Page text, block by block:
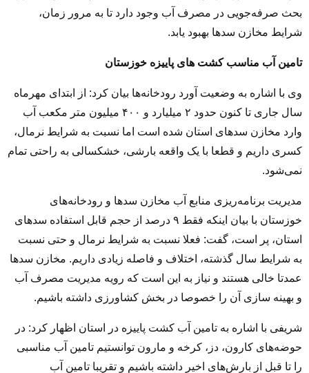
بحث صرفه‌جویی در مصرف آب وجود دارد تا به مرور زمان،
شرایط مخازن سدها بهبود یابد.
تامین آب مناسب کشت های پاییزه خوزستان
وی با اشاره به وضعیت آورد رودخانه‌ها بیان کرد: از ابتدای مهرماه
سال جاری تا کنون حدود ۲ میلیارد و ۴۰۰ میلیون متر مکعب آب
وارد مخازن سدهای استان شده است اما نسبت به شرایط نرمال،
کسری داریم و قطعا با یک واقعه بارشی، خشکسالی به راحتی تمام
نمی‌شود.
مدیریت برنامه‌ریزی منابع آب مخازن سدها و رودخانه‌های
خوزستان با بیان اینکه فقط ۹ درصد از حجم قابل استفاده سدهای
استان، پر است، گفت: فعلا نسبت به شرایط نرمال و حتی نسبت
به شرایط سال گذشته، اختلاف و فاصله زیادی داریم. مخازن سدها
عمدتا خالی هستند و نیاز به این است که رویه مدیریت مصرف آب
و بهینه سازی آن را خصوصا در بخش کشاورزی داشته باشیم.
شریفی با اشاره به تامین آب کشت پاییزه در استان اظهار کرد: در
حوضه‌های کارون، دز، کرخه و مارون توانستیم تامین آب مناسبی
را تا قبل از بارش‌های اخیر داشته باشیم و تقریبا تامین آب